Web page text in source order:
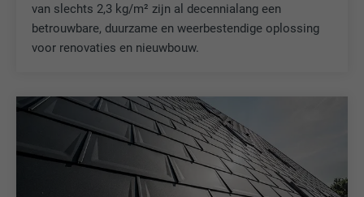
van slechts 2,3 kg/m² zijn al decennialang een
betrouwbare, duurzame en weerbestendige oplossing
voor renovaties en nieuwbouw.